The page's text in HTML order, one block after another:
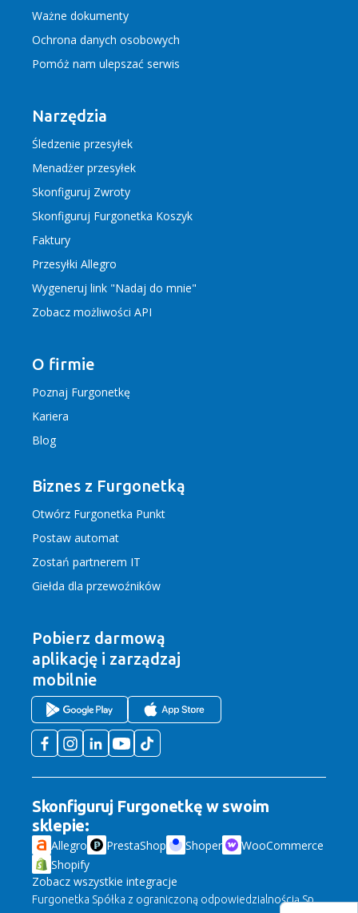
Ważne dokumenty
Ochrona danych osobowych
Pomóż nam ulepszać serwis
Narzędzia
Śledzenie przesyłek
Menadżer przesyłek
Skonfiguruj Zwroty
Skonfiguruj Furgonetka Koszyk
Faktury
Przesyłki Allegro
Wygeneruj link "Nadaj do mnie"
Zobacz możliwości API
O firmie
Poznaj Furgonetkę
Kariera
Blog
Biznes z Furgonetką
Otwórz Furgonetka Punkt
Postaw automat
Zostań partnerem IT
Giełda dla przewoźników
Pobierz darmową
aplikację i zarządzaj
mobilnie
Skonfiguruj Furgonetkę w swoim
sklepie:
Allegro PrestaShop Shoper
WooCommerce
Shopify
Zobacz wszystkie integracje
Furgonetka Spółka z ograniczoną odpowiedzialnością Sp.